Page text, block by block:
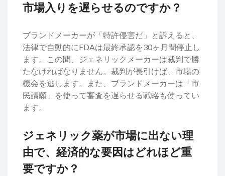
市場入りを遅らせるのですか？
ブランドメーカーが「特許侵害だ」と訴えると、
法律で自動的にFDAは最終承認を30ヶ月間停止し
ます。この間、ジェネリックメーカーは裁判で勝
たなければなりません。裁判が長引けば、市場の
機会を逃します。また、ブランドメーカーは「市
民請願」を使って審査を遅らせる戦略も使ってい
ます。
ジェネリック薬が市場に出ない理
由で、経済的な要因はどれほど重
要ですか？